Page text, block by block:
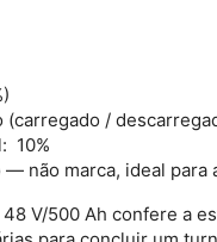
/
10%
não marca, ideal para
V/500 Ah confere a